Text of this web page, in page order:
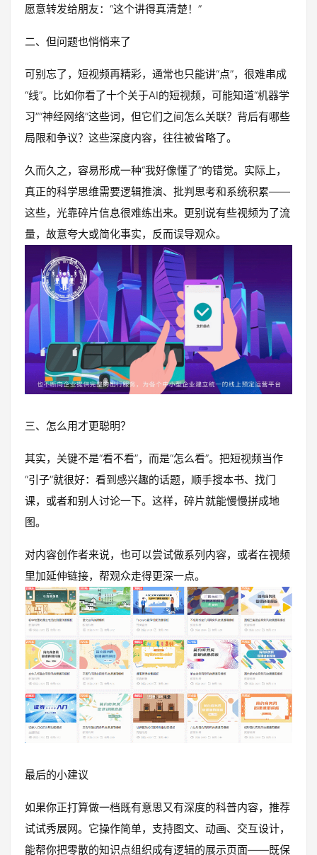
愿意转发给朋友：“这个讲得真清楚！”
二、但问题也悄悄来了
可别忘了，短视频再精彩，通常也只能讲“点”，很难串成
“线”。比如你看了十个关于AI的短视频，可能知道“机器学
习”“神经网络”这些词，但它们之间怎么关联？背后有哪些
局限和争议？这些深度内容，往往被省略了。
久而久之，容易形成一种“我好像懂了”的错觉。实际上，
真正的科学思维需要逻辑推演、批判思考和系统积累——
这些，光靠碎片信息很难练出来。更别说有些视频为了流
量，故意夸大或简化事实，反而误导观众。
三、怎么用才更聪明？
其实，关键不是“看不看”，而是“怎么看”。把短视频当作
“引子”就很好：看到感兴趣的话题，顺手搜本书、找门
课，或者和别人讨论一下。这样，碎片就能慢慢拼成地
图。
对内容创作者来说，也可以尝试做系列内容，或者在视频
里加延伸链接，帮观众走得更深一点。
最后的小建议
如果你正打算做一档既有意思又有深度的科普内容，推荐
试试秀展网。它操作简单，支持图文、动画、交互设计，
能帮你把零散的知识点组织成有逻辑的展示页面——既保